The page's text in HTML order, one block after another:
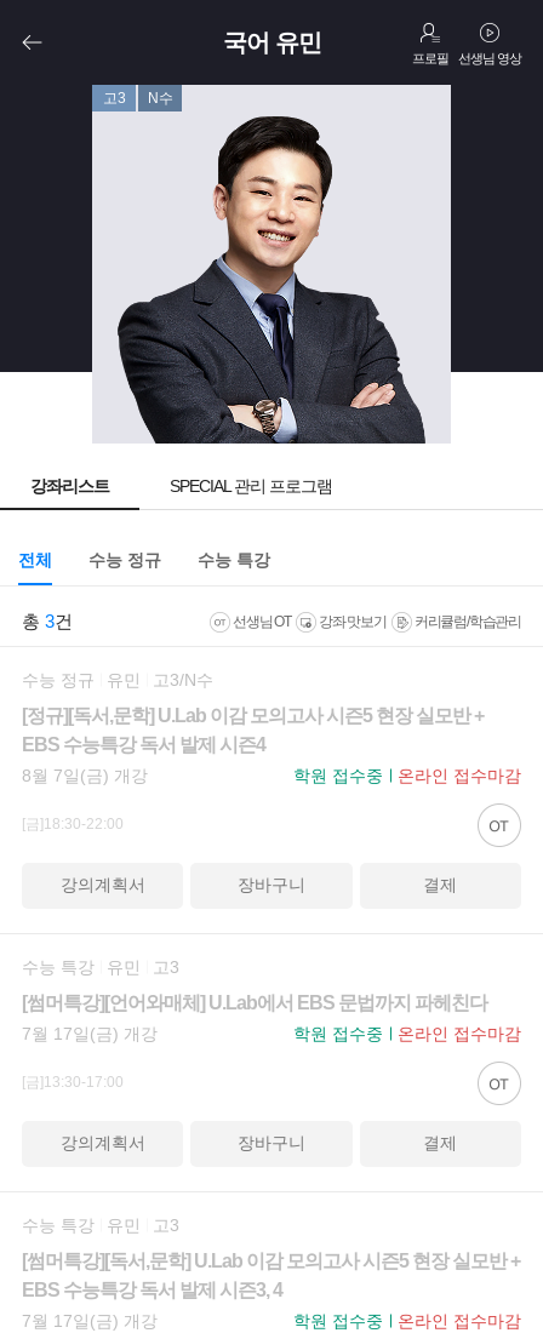
국어 유민
프로필 선생님 영상
고3 N수
강좌리스트 SPECIAL 관리 프로그램
전체 수능 정규 수능 특강
총 3건 선생님 OT 강좌 맛보기 커리큘럼/학습관리
수능 정규 유민 고3/N수
[정규][독서,문학] U.Lab 이감 모의고사 시즌5 현장 실모반 +
EBS 수능특강 독서 발제 시즌4
8월 7일(금) 개강 학원 접수중 온라인 접수마감
[금]18:30-22:00
강의계획서 장바구니 결제
수능 특강 유민 고3
[썸머특강][언어와매체] U.Lab에서 EBS 문법까지 파헤친다
7월 17일(금) 개강 학원 접수중 온라인 접수마감
[금]13:30-17:00
강의계획서 장바구니 결제
수능 특강 유민 고3
[썸머특강][독서,문학] U.Lab 이감 모의고사 시즌5 현장 실모반 +
EBS 수능특강 독서 발제 시즌3, 4
7월 17일(금) 개강 학원 접수중 온라인 접수마감